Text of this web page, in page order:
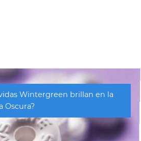
Wintergreen brillan en la
Oscura?